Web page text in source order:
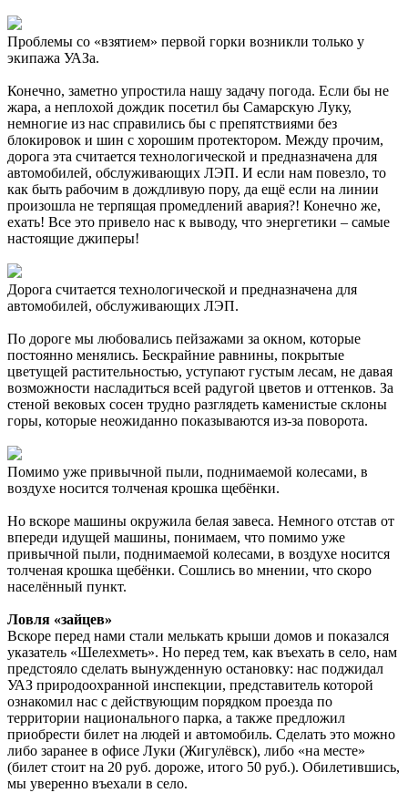
Проблемы со «взятием» первой горки возникли только у
экипажа УАЗа.
Конечно, заметно упростила нашу задачу погода. Если бы не
жара, а неплохой дождик посетил бы Самарскую Луку,
немногие из нас справились бы с препятствиями без
блокировок и шин с хорошим протектором. Между прочим,
дорога эта считается технологической и предназначена для
автомобилей, обслуживающих ЛЭП. И если нам повезло, то
как быть рабочим в дождливую пору, да ещё если на линии
произошла не терпящая промедлений авария?! Конечно же,
ехать! Все это привело нас к выводу, что энергетики – самые
настоящие джиперы!
Дорога считается технологической и предназначена для
автомобилей, обслуживающих ЛЭП.
По дороге мы любовались пейзажами за окном, которые
постоянно менялись. Бескрайние равнины, покрытые
цветущей растительностью, уступают густым лесам, не давая
возможности насладиться всей радугой цветов и оттенков. За
стеной вековых сосен трудно разглядеть каменистые склоны
горы, которые неожиданно показываются из-за поворота.
Помимо уже привычной пыли, поднимаемой колесами, в
воздухе носится толченая крошка щебёнки.
Но вскоре машины окружила белая завеса. Немного отстав от
впереди идущей машины, понимаем, что помимо уже
привычной пыли, поднимаемой колесами, в воздухе носится
толченая крошка щебёнки. Сошлись во мнении, что скоро
населённый пункт.
Ловля «зайцев»
Вскоре перед нами стали мелькать крыши домов и показался
указатель «Шелехметь». Но перед тем, как въехать в село, нам
предстояло сделать вынужденную остановку: нас поджидал
УАЗ природоохранной инспекции, представитель которой
ознакомил нас с действующим порядком проезда по
территории национального парка, а также предложил
приобрести билет на людей и автомобиль. Сделать это можно
либо заранее в офисе Луки (Жигулёвск), либо «на месте»
(билет стоит на 20 руб. дороже, итого 50 руб.). Обилетившись,
мы уверенно въехали в село.